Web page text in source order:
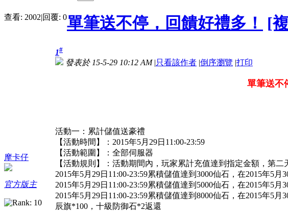
查看: 2002|回覆: 0單筆送不停，回饋好禮多！ [
摩卡仔
官方版主
1#
發表於 15-5-29 10:12 AM |只看該作者 |倒序瀏覽 |打印
單筆送不
活動一：累計儲值送豪禮
【活動時間】：2015年5月29日11:00-23:59
【活動範圍】：全部伺服器
【活動規則】：活動期間內，玩家累計充值達到指定金額，第二
2015年5月29日11:00-23:59累積儲值達到3000仙石，在2015年5
2015年5月29日11:00-23:59累積儲值達到5000仙石，在2015年5
2015年5月29日11:00-23:59累積儲值達到8000仙石，在2015年5
辰旗*100，十級防御石*2返還